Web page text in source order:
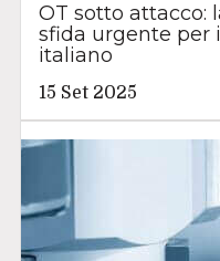
OT sotto attacco:
sfida urgente per
italiano
15 Set 2025